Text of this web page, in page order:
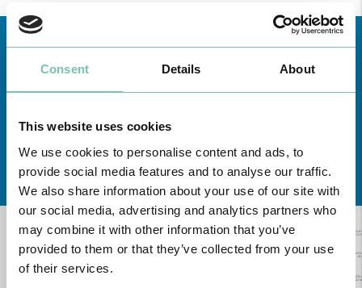
Consent Details About
This website uses cookies
We use cookies to personalise content and ads, to
provide social media features and to analyse our traffic.
We also share information about your use of our site with
our social media, advertising and analytics partners who
may combine it with other information that you’ve
provided to them or that they’ve collected from your use
of their services.
Conheça todas as Unidades de saúde CUF